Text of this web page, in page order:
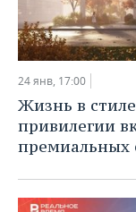
24 янв, 17:00
Жизнь в
привилегии
премиальных